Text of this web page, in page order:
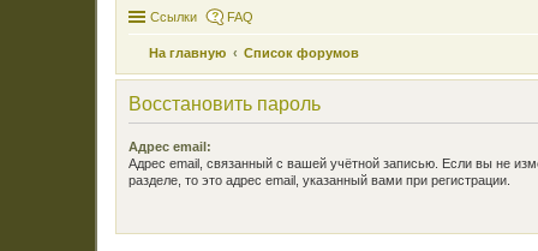
Ссылки FAQ
На главную Список форумов
Восстановить пароль
Адрес email:
Адрес email, связанный с вашей учётной записью. Если вы не
разделе, то это адрес email, указанный вами при регистрации.